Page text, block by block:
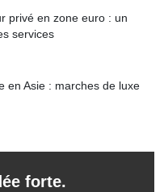
privé en zone euro : un
services
en Asie : marches de luxe
forte.